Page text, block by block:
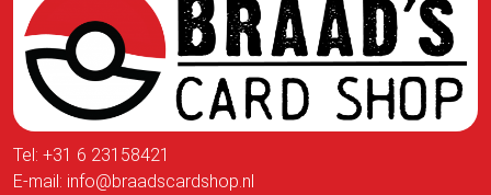
Tel: +31 6 23158421
E-mail: info@braadscardshop.nl